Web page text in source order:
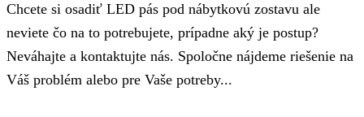
Chcete si osadiť LED pás pod nábytkovú zostavu ale
neviete čo na to potrebujete, prípadne aký je postup?
Neváhajte a kontaktujte nás. Spoločne nájdeme riešenie na
Váš problém alebo pre Vaše potreby...